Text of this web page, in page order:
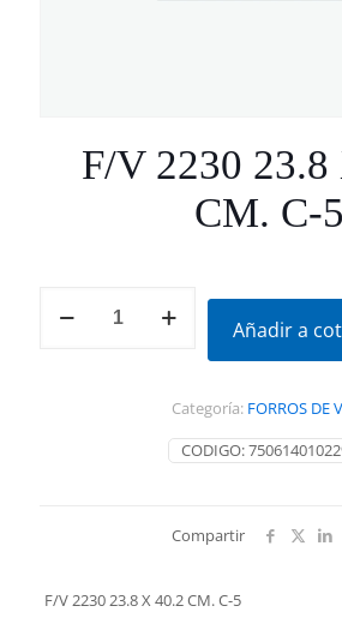
F/V 2230 23.8
CM. C-5
2230
Añadir a
CODIGO:
Categoría: FORROS DE
Compartir
F/V 2230 23.8 X 40.2 CM. C-5